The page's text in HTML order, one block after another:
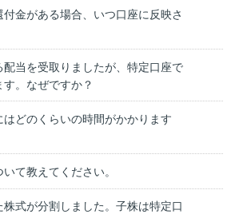
金がある場合、いつ口座に反映さ
当を受取りましたが、特定口座で
。なぜですか？
どのくらいの時間がかかります
て教えてください。
式が分割しました。子株は特定口